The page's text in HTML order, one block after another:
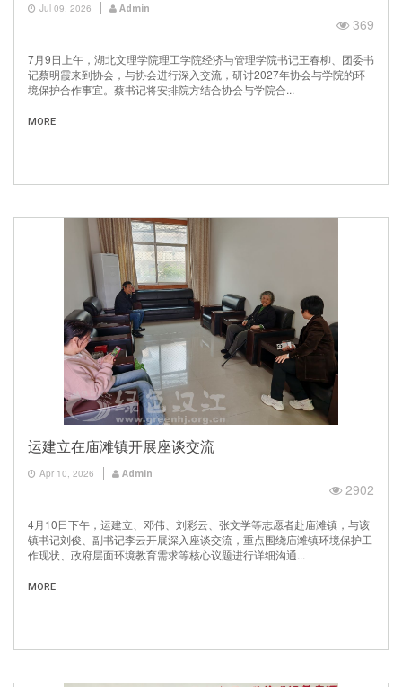
Jul 09, 2026 Admin
369
7月9日上午，湖北文理学院理工学院经济与管理学院书记王春柳、团委书
记蔡明霞来到协会，与协会进行深入交流，研讨2027年协会与学院的环
境保护合作事宜。蔡书记将安排院方结合协会与学院合...
MORE
运建立在庙滩镇开展座谈交流
Apr 10, 2026 Admin
2902
4月10日下午，运建立、邓伟、刘彩云、张文学等志愿者赴庙滩镇，与该
镇书记刘俊、副书记李云开展深入座谈交流，重点围绕庙滩镇环境保护工
作现状、政府层面环境教育需求等核心议题进行详细沟通...
MORE